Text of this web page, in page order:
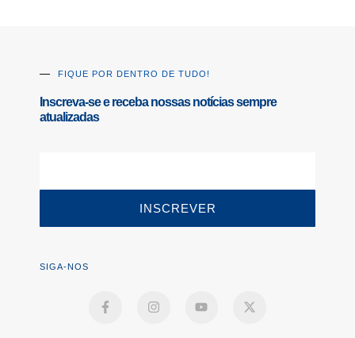
FIQUE POR DENTRO DE TUDO!
Inscreva-se e receba nossas notícias sempre
atualizadas
INSCREVER
SIGA-NOS